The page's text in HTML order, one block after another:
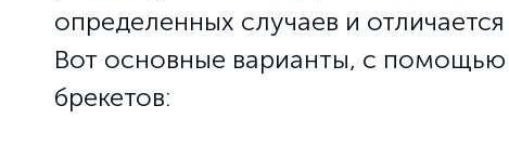
определенных случаев и
Вот основные варианты, с
брекетов: